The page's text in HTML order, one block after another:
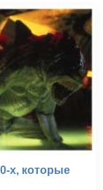
х, которые